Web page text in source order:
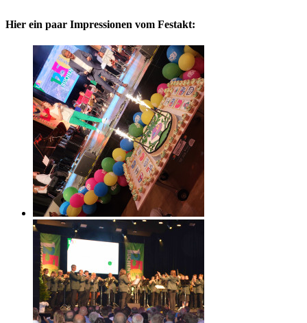
Hier ein paar Impressionen vom Festakt: